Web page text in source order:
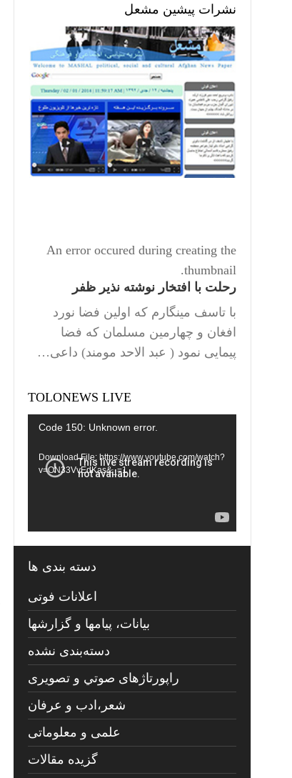
نشرات پیشین مشعل
An error occured during creating the
thumbnail.
رحلت با افتخار نوشته نذیر ظفر
با تاسف مینگارم که اولین فضا نورد
افغان و چهارمین مسلمان که فضا
پیمایی نمود ( عبد الاحد مومند) داعی…
TOLONEWS LIVE
Video
Code 150: Unknown error.
Download File: https://www.youtube.com/watch?
v=ON33VvEdKas&_=1
دسته بندی ها
اعلانات فوتی
بیانات، پیامها و گزارشها
دسته‌بندی نشده
راپورتاژهای صوتي و تصويری
شعر،ادب و عرفان
علمی و معلوماتی
گزیده مقالات